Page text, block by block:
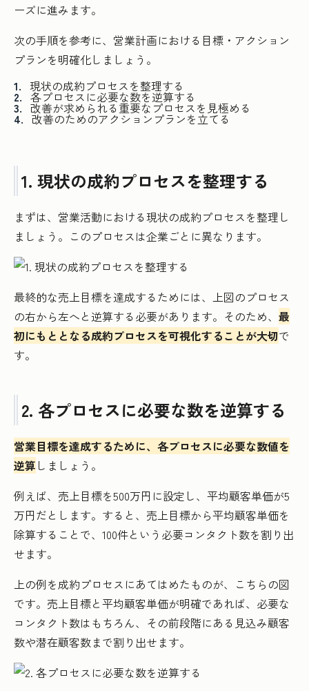
ーズに進みます。
次の手順を参考に、営業計画における目標・アクション
プランを明確化しましょう。
現状の成約プロセスを整理する
各プロセスに必要な数を逆算する
改善が求められる重要なプロセスを見極める
改善のためのアクションプランを立てる
1. 現状の成約プロセスを整理する
まずは、営業活動における現状の成約プロセスを整理し
ましょう。このプロセスは企業ごとに異なります。
最終的な売上目標を達成するためには、上図のプロセス
の右から左へと逆算する必要があります。そのため、 最
初にもととなる成約プロセスを可視化することが大切で
す。
2. 各プロセスに必要な数を逆算する
営業目標を達成するために、各プロセスに必要な数値を
逆算 しましょう。
例えば、売上目標を500万円に設定し、平均顧客単価が5
万円だとします。すると、売上目標から平均顧客単価を
除算することで、100件という必要コンタクト数を割り出
せます。
上の例を成約プロセスにあてはめたものが、こちらの図
です。売上目標と平均顧客単価が明確であれば、必要な
コンタクト数はもちろん、その前段階にある見込み顧客
数や潜在顧客数まで割り出せます。